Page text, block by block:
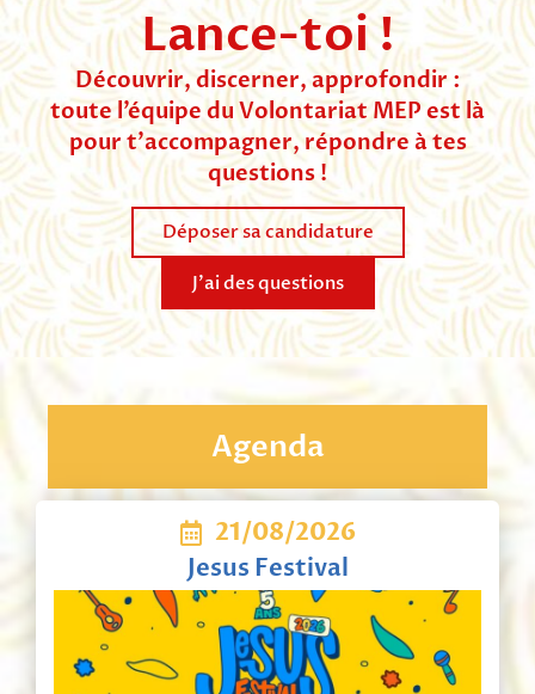
Lance-toi !
Découvrir, discerner, approfondir :
toute l’équipe du Volontariat MEP est là
pour t’accompagner, répondre à tes
questions !
Déposer sa candidature
J'ai des questions
Agenda
21/08/2026
Jesus Festival